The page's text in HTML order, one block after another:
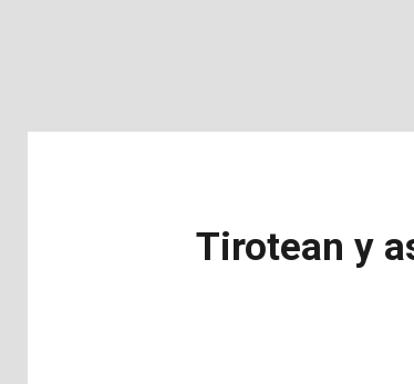
Tirotean y